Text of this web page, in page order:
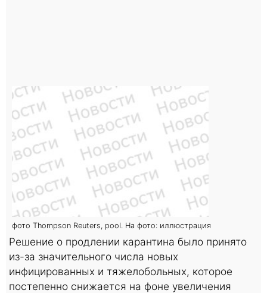
фото Thompson Reuters, pool. На фото: иллюстрация
Решение о продлении карантина было принято
из-за значительного числа новых
инфицированных и тяжелобольных, которое
постепенно снижается на фоне увеличения